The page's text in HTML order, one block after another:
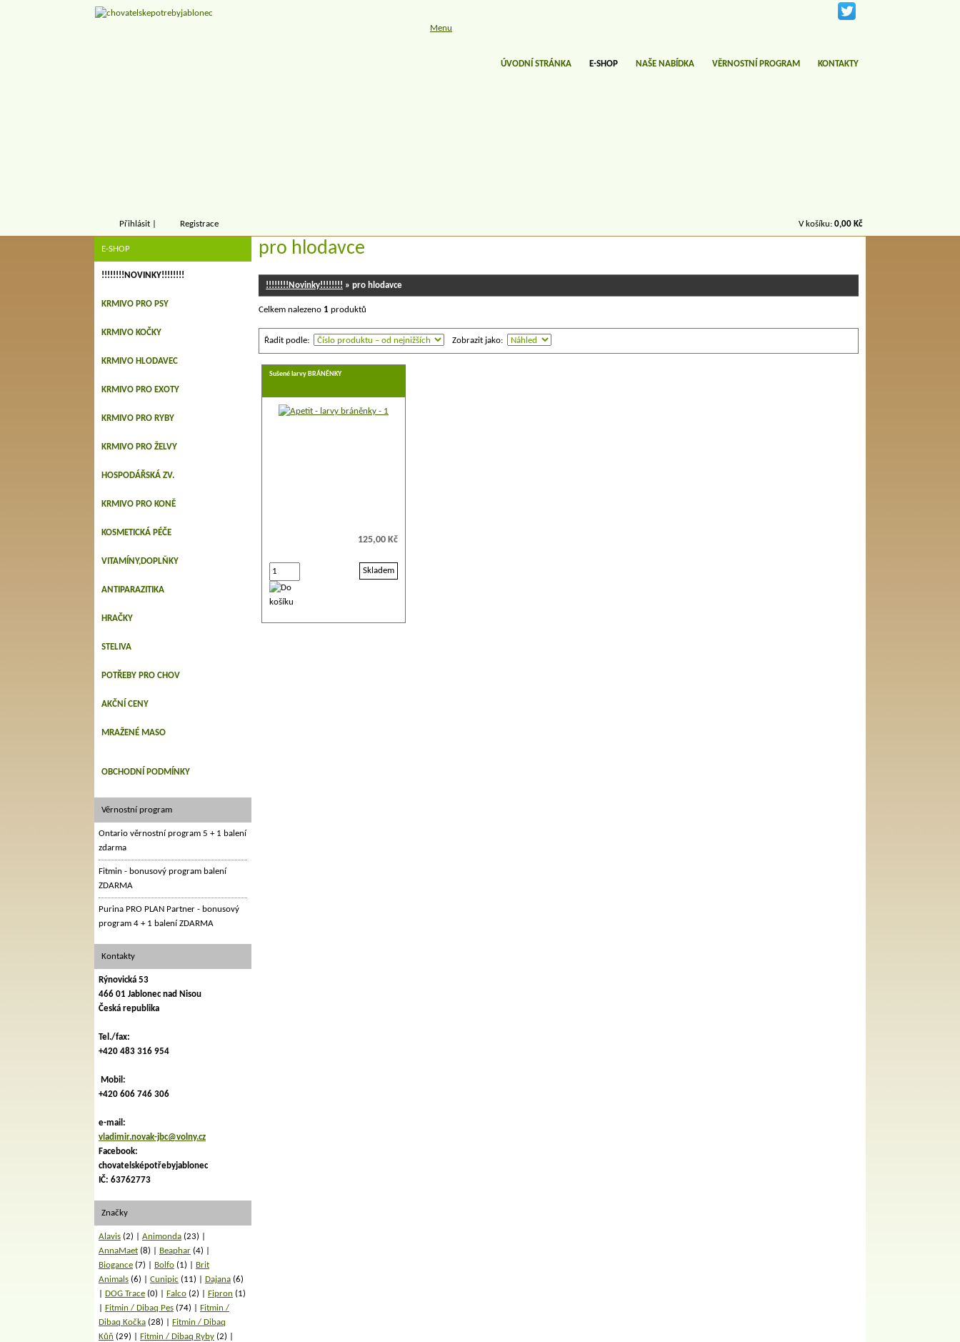
Menu
ÚVODNÍ STRÁNKA E-SHOP NAŠE NABÍDKA VĚRNOSTNÍ PROGRAM KONTAKTY
Přihlásit Registrace V košíku: 0,00 Kč
pro hlodavce
!!!!!!!!Novinky!!!!!!!! » pro hlodavce
Celkem nalezeno 1 produktů
Řadit podle: Zobrazit jako:
Sušené larvy BRÁNĚNKY
125,00 Kč
Skladem
E-SHOP
!!!!!!!!NOVINKY!!!!!!!!
KRMIVO PRO PSY
KRMIVO KOČKY
KRMIVO HLODAVEC
KRMIVO PRO EXOTY
KRMIVO PRO RYBY
KRMIVO PRO ŽELVY
HOSPODÁŘSKÁ ZV.
KRMIVO PRO KONĚ
KOSMETICKÁ PÉČE
VITAMÍNY,DOPLŇKY
ANTIPARAZITIKA
HRAČKY
STELIVA
POTŘEBY PRO CHOV
AKČNÍ CENY
MRAŽENÉ MASO
OBCHODNÍ PODMÍNKY
Věrnostní program
Ontario věrnostní program 5 + 1 balení
zdarma
Fitmin - bonusový program balení
ZDARMA
Purina PRO PLAN Partner - bonusový
program 4 + 1 balení ZDARMA
Kontakty
Rýnovická 53
466 01 Jablonec nad Nisou
Česká republika
Tel./fax:
+420 483 316 954
Mobil:
+420 606 746 306
e-mail:
vladimir.novak-jbc@volny.cz
Facebook:
chovatelsképotřebyjablonec
IČ: 63762773
Značky
Alavis (2) Animonda (23)
AnnaMaet (8) Beaphar (4)
Biogance (7) Bolfo (1)
Brit
Animals (6) Cunipic (11) Dajana (6)
DOG Trace (0) Falco (2) Fipron (1)
Fitmin / Dibaq Pes (74)
Fitmin /
Dibaq Kočka (28)
Fitmin / Dibaq
Kůň (29) Fitmin / Dibaq Ryby (2)